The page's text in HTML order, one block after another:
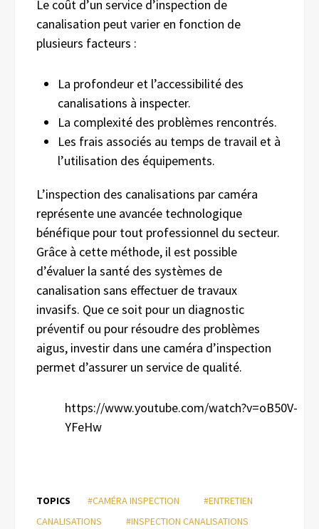
Le coût d’un service d’inspection de
canalisation peut varier en fonction de
plusieurs facteurs :
La profondeur et l’accessibilité des
canalisations à inspecter.
La complexité des problèmes rencontrés.
Les frais associés au temps de travail et à
l’utilisation des équipements.
L’inspection des canalisations par caméra
représente une avancée technologique
bénéfique pour tout professionnel du secteur.
Grâce à cette méthode, il est possible
d’évaluer la santé des systèmes de
canalisation sans effectuer de travaux
invasifs. Que ce soit pour un diagnostic
préventif ou pour résoudre des problèmes
aigus, investir dans une caméra d’inspection
permet d’assurer un service de qualité.
https://www.youtube.com/watch?v=oB50V-
YFeHw
TOPICS #CAMÉRA INSPECTION
#ENTRETIEN
CANALISATIONS
#INSPECTION CANALISATIONS